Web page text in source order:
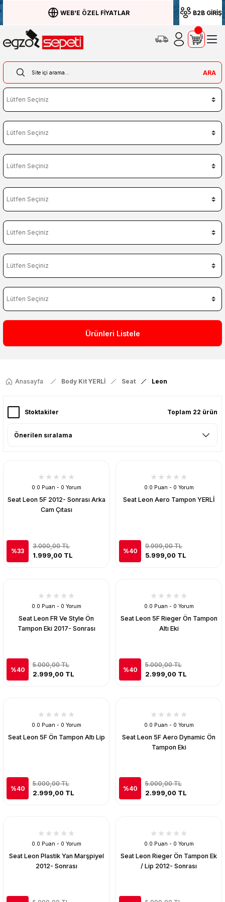
WEB'E ÖZEL FİYATLAR B2B GİRİŞ
ARA
Ürünleri Listele
Anasayfa Body Kit YERLİ Seat Leon
Stoktakiler Toplam 22 ürün
0.0 Puan - 0 Yorum
Seat Leon 5F 2012- Sonrası Arka
Cam Çıtası
%33
3.000,00 TL
1.999,00 TL
0.0 Puan - 0 Yorum
Seat Leon Aero Tampon YERLİ
%40
9.999,00 TL
5.999,00 TL
0.0 Puan - 0 Yorum
Seat Leon FR Ve Style Ön
Tampon Eki 2017- Sonrası
%40
5.000,00 TL
2.999,00 TL
0.0 Puan - 0 Yorum
Seat Leon 5F Rieger Ön Tampon
Altı Eki
%40
5.000,00 TL
2.999,00 TL
0.0 Puan - 0 Yorum
Seat Leon 5F Ön Tampon Altı Lip
%40
5.000,00 TL
2.999,00 TL
0.0 Puan - 0 Yorum
Seat Leon 5F Aero Dynamic Ön
Tampon Eki
%40
5.000,00 TL
2.999,00 TL
0.0 Puan - 0 Yorum
Seat Leon Plastik Yan Marşpiyel
2012- Sonrası
0.0 Puan - 0 Yorum
Seat Leon Rieger Ön Tampon Ek
/ Lip 2012- Sonrası